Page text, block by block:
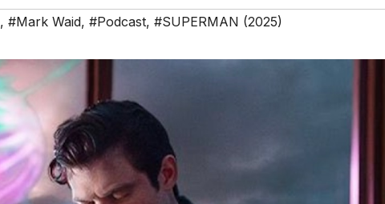
, #Mark Waid, #Podcast, #SUPERMAN (2025)